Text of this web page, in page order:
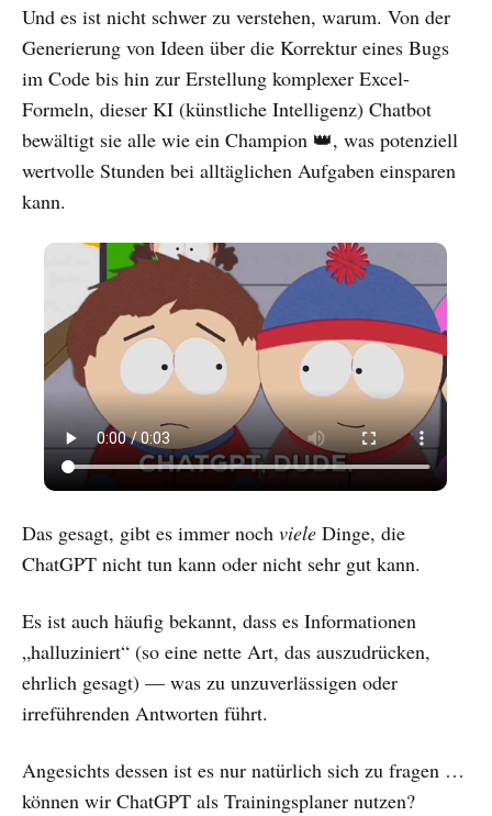
Und es ist nicht schwer zu verstehen, warum. Von der
Generierung von Ideen über die Korrektur eines Bugs
im Code bis hin zur Erstellung komplexer Excel-
Formeln, dieser KI (künstliche Intelligenz) Chatbot
bewältigt sie alle wie ein Champion 👑, was potenziell
wertvolle Stunden bei alltäglichen Aufgaben einsparen
kann.
Das gesagt, gibt es immer noch viele Dinge, die
ChatGPT nicht tun kann oder nicht sehr gut kann.
Es ist auch häufig bekannt, dass es Informationen
„halluziniert“ (so eine nette Art, das auszudrücken,
ehrlich gesagt) — was zu unzuverlässigen oder
irreführenden Antworten führt.
Angesichts dessen ist es nur natürlich sich zu fragen …
können wir ChatGPT als Trainingsplaner nutzen?